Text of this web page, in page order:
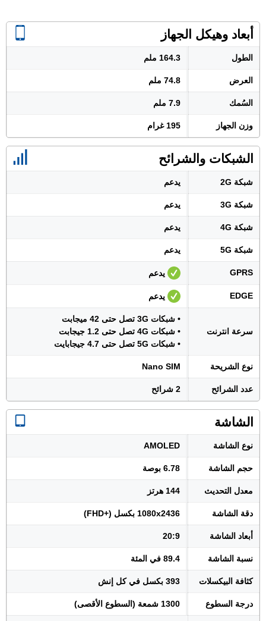
أبعاد وهيكل الجهاز
الطول 164.3 ملم
العرض 74.8 ملم
السُمك 7.9 ملم
وزن الجهاز 195 غرام
الشبكات والشرائح
شبكة 2G يدعم
شبكة 3G يدعم
شبكة 4G يدعم
شبكة 5G يدعم
GPRS يدعم
EDGE يدعم
سرعة انترنت
• شبكات 3G تصل حتى 42 ميجابت
• شبكات 4G تصل حتى 1.2 جيجابت
• شبكات 5G تصل حتى 4.7 جيجابايت
نوع الشريحة Nano SIM
عدد الشرائح 2 شرائح
الشاشة
نوع الشاشة AMOLED
حجم الشاشة 6.78 بوصة
معدل التحديث 144 هرتز
دقة الشاشة 1080x2436 بكسل (+FHD)
أبعاد الشاشة 20:9
نسبة الشاشة 89.4 في المئة
كثافة البيكسلات 393 بكسل في كل إنش
درجة السطوع 1300 شمعة (السطوع الأقصى)